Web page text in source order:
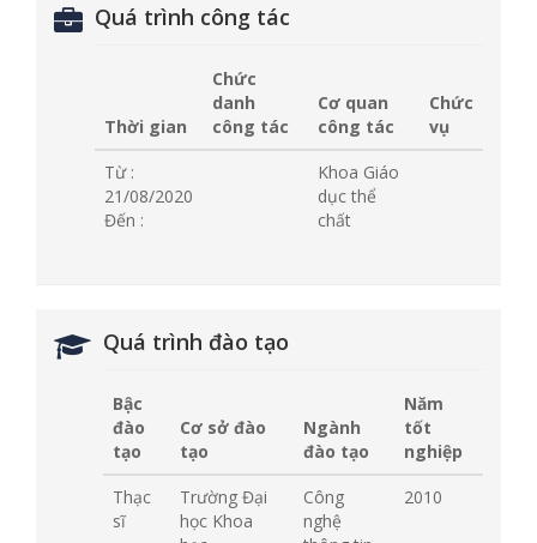
Quá trình công tác
Thời gian
Chức
danh
công tác
Cơ quan
công tác
Chức
vụ
Từ :
21/08/2020
Đến :
Khoa Giáo
dục thể
chất
Quá trình đào tạo
Bậc
đào
tạo
Cơ sở đào
tạo
Ngành
đào tạo
Năm
tốt
nghiệp
Thạc
sĩ
Trường Đại
học Khoa
Công
nghệ
2010